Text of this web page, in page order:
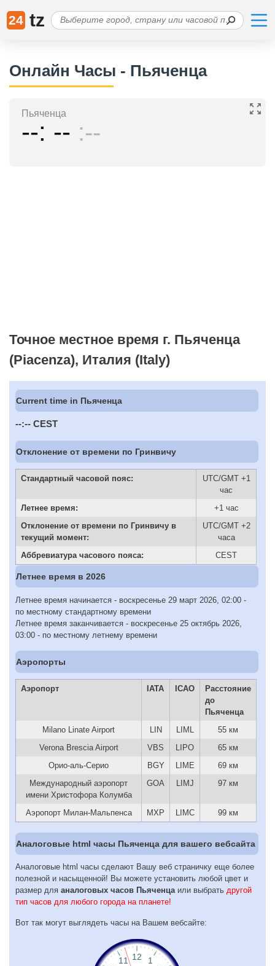
24 tz
Онлайн Часы - Пьяченца
Пьяченца
-- -- --
Точное местное время г. Пьяченца
(Piacenza), Италия (Italy)
Current time in Пьяченца
--:-- CEST
Отклонение от времени по Гринвичу
Стандартный часовой пояс:
UTC/GMT +1
час
Летнее время:
+1 час
Отклонение от времени по Гринвичу в
текущий момент:
UTC/GMT +2
часа
Аббревиатура часового пояса:
CEST
Летнее время в 2026
Летнее время начинается - воскресенье 29 март 2026, 02:00 -
по местному стандартному времени
Летнее время заканчивается - воскресенье 25 октябрь 2026,
03:00 - по местному летнему времени
Аэропорты
Аэропорт IATA ICAO
Расстояние
до
Пьяченца
Milano Linate Airport
LIN LIML
55 км
Verona Brescia Airport
VBS LIPO
65 км
Орио-аль-Серио
BGY LIME
69 км
Международный аэропорт
имени Христофора Колумба
GOA LIMJ 97 км
Аэропорт Милан-Мальпенса MXP LIMC 99 км
Аналоговые html часы Пьяченца для вашего вебсайта
Аналоговые html часы сделают Вашу веб страничку еще более
полезной и насыщенной! Вы можете установить любой цвет и
размер для аналоговых часов Пьяченцаили выбрать другой
тип часов для любого города на планете!
Вот так могут выглядеть часы на Вашем вебсайте: